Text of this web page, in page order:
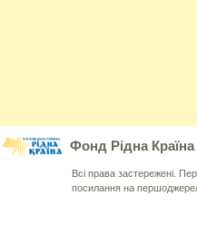
Фонд Рідна Країна
Всі права застережені.
посилання на